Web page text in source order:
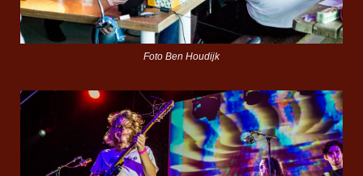
Foto Ben Houdijk